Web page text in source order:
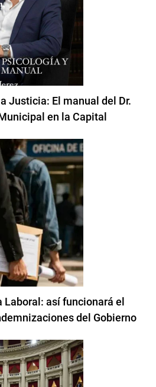
Justicia: El manual del Dr.
en la Capital
así funcionará el
del Gobierno